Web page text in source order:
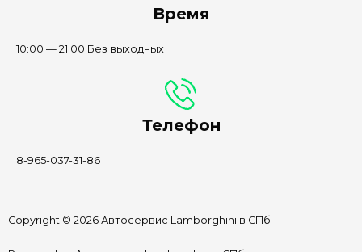
Время
10:00 — 21:00 Без выходных
Телефон
8-965-037-31-86
Copyright © 2026 Автосервис Lamborghini в СПб